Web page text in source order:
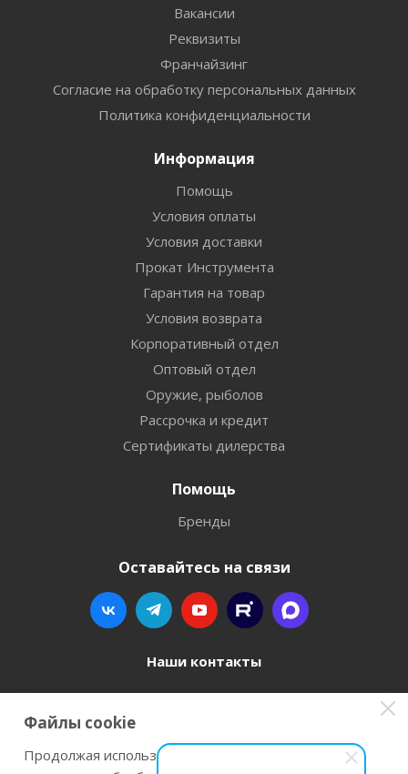
Вакансии
Реквизиты
Франчайзинг
Согласие на обработку персональных данных
Политика конфиденциальности
Информация
Помощь
Условия оплаты
Условия доставки
Прокат Инструмента
Гарантия на товар
Условия возврата
Корпоративный отдел
Оптовый отдел
Оружие, рыболов
Рассрочка и кредит
Сертификаты дилерства
Помощь
Бренды
Оставайтесь на связи
Наши контакты
8 800 77-00-962
Файлы cookie
Продолжая использовать наш сайт Вы даете